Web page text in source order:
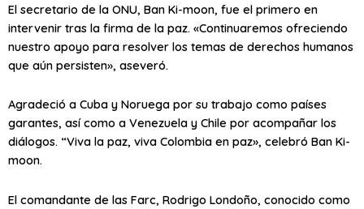
El secretario de la ONU, Ban Ki-moon, fue el primero en
intervenir tras la firma de la paz. «Continuaremos ofreciendo
nuestro apoyo para resolver los temas de derechos humanos
que aún persisten», aseveró.
Agradeció a Cuba y Noruega por su trabajo como países
garantes, así como a Venezuela y Chile por acompañar los
diálogos. “Viva la paz, viva Colombia en paz», celebró Ban Ki-
moon.
El comandante de las Farc, Rodrigo Londoño, conocido como